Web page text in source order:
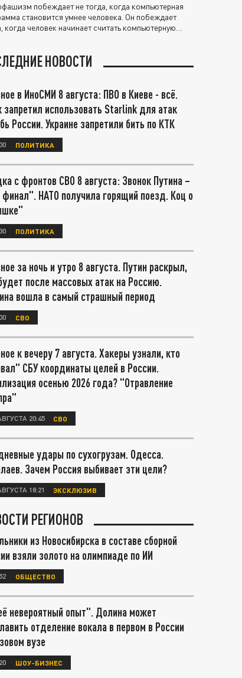
побеждает не тогда, когда компьютерная
становится умнее человека. Он побеждает
когда человек начинает считать компьютерную
НОВОСТИ
в ИноСМИ 8 августа: ПВО в Киеве - всё.
запретил использовать Starlink для атак
России. Украине запретили бить по КТК
ПОЛИТИКА
с фронтов СВО 8 августа: Звонок Путина –
НАТО получила горящий поезд. Коц о
ПОЛИТИКА
за ночь и утро 8 августа. Путин раскрыл,
после массовых атак на Россию.
вошла в самый страшный период
СВО
к вечеру 7 августа. Хакеры узнали, кто
СБУ координаты целей в России.
осенью 2026 года? "Отравление
20:45 СВО
удары по сухогрузам. Одесса.
Зачем Россия выбивает эти цели?
18:21 ЭКСКЛЮЗИВ
РЕГИОНОВ
из Новосибирска в составе сборной
взяли золото на олимпиаде по ИИ
ОБЩЕСТВО
невероятный опыт". Долина может
отделение вокала в первом в России
вузе
ШОУ-БИЗНЕС